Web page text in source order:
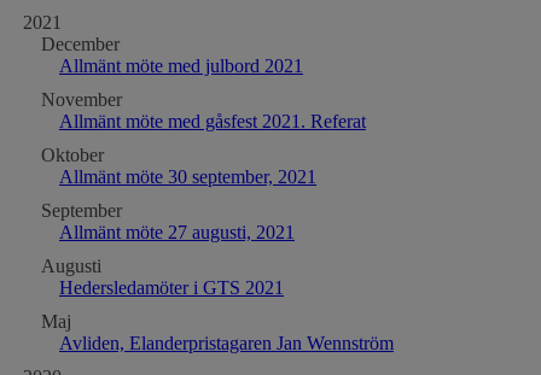
2021
December
Allmänt möte med julbord 2021
November
Allmänt möte med gåsfest 2021. Referat
Oktober
Allmänt möte 30 september, 2021
September
Allmänt möte 27 augusti, 2021
Augusti
Hedersledamöter i GTS 2021
Maj
Avliden, Elanderpristagaren Jan Wennström